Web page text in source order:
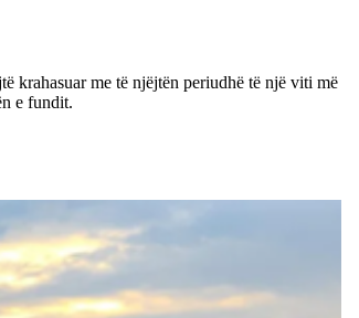
krahasuar me të njëjtën periudhë të një viti më
e fundit.